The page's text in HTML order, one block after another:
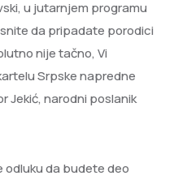
u jutarnjem programu
da pripadate porodici
nije tačno, Vi
Srpske napredne
Jekić, narodni poslanik
odluku da budete deo